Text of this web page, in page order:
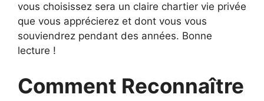
vous choisissez sera un claire chartier vie privée
que vous apprécierez et dont vous vous
souviendrez pendant des années. Bonne
lecture !
Comment Reconnaître